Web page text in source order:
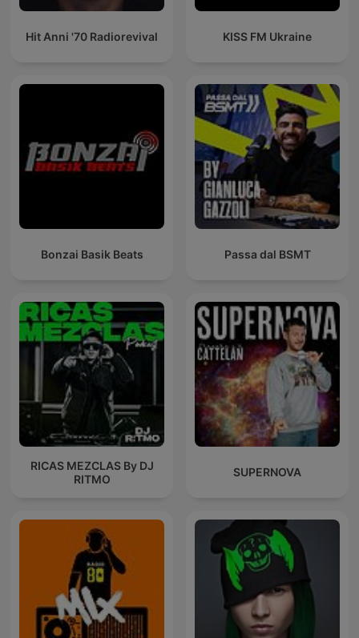
Hit Anni '70 Radiorevival KISS FM Ukraine
Bonzai Basik Beats Passa dal BSMT
RICAS MEZCLAS By DJ
RITMO
SUPERNOVA